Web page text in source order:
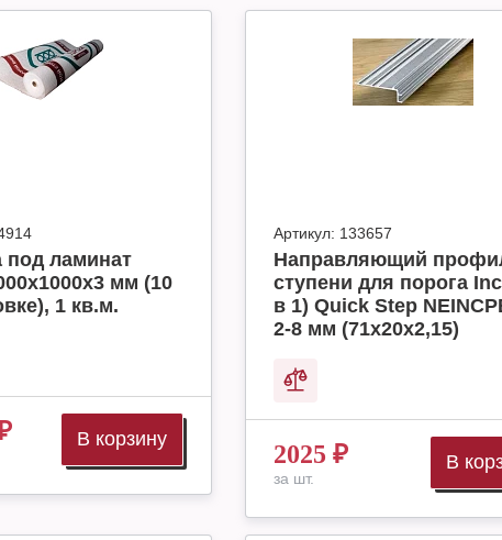
под ламинат
мм (10
1 кв.м.
В корзину
Артикул: 133657
Направляющий
ступени для порога
в 1) Quick Step
2-8 мм (71х20х2,15)
2025 ₽
за шт.
В